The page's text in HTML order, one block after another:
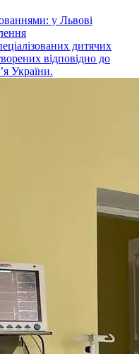
у Львові
дитячих
відповідно до
України.